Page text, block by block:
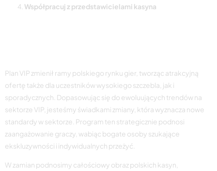
Współpracuj z przedstawicielami kasyna
Plan VIP zmienił ramy polskiego rynku gier, tworząc atrakcyjną
ofertę także dla uczestników wysokiego szczebla, jak i
sporadycznych. Dopasowując się do ewoluujących trendów na
sektorze VIP, jesteśmy świadkami zmiany, która wyznacza nowe
standardy w sektorze. Program ten strategicznie podnosi
zaangażowanie graczy, wabiąc bogate osoby szukające
ekskluzywności i indywidualnych przeżyć.
W zamian podnosimy całościowy obraz polskich kasyn,